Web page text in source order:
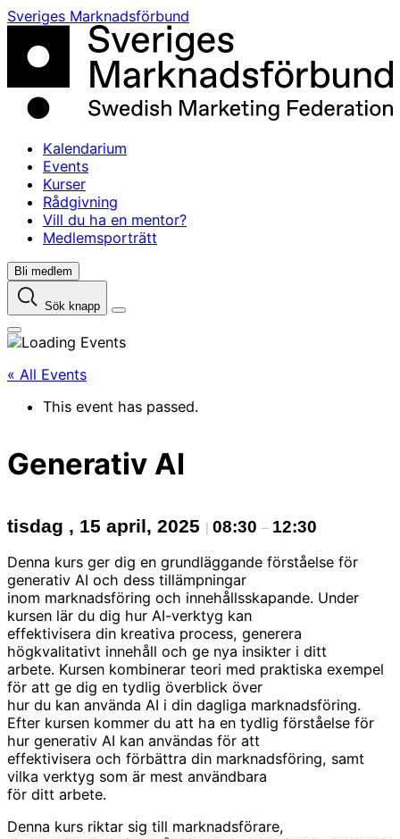
Skip
content
Sveriges Marknadsförbund
Kalendarium
Events
Kurser
Rådgivning
Vill du ha en mentor?
Medlemsporträtt
Bli medlem
Sök knapp
« All Events
This event has passed.
Generativ AI
tisdag , 15 april, 2025 | 08:30 – 12:30
Denna kurs ger dig en grundläggande förståelse för
generativ AI och dess tillämpningar
inom marknadsföring och innehållsskapande. Under
kursen lär du dig hur AI-verktyg kan
effektivisera din kreativa process, generera
högkvalitativt innehåll och ge nya insikter i ditt
arbete. Kursen kombinerar teori med praktiska exempel
för att ge dig en tydlig överblick över
hur du kan använda AI i din dagliga marknadsföring.
Efter kursen kommer du att ha en tydlig förståelse för
hur generativ AI kan användas för att
effektivisera och förbättra din marknadsföring, samt
vilka verktyg som är mest användbara
för ditt arbete.
Denna kurs riktar sig till marknadsförare,